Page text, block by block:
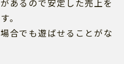
あるので安定した売上を
。
合でも遊ばせることがな